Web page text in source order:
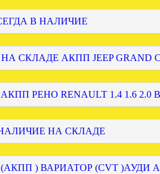
В НАЛИЧИЕ
СКЛАДЕ АКПП JEEP GRAND
РЕНО RENAULT 1.4 1.6 2.0
НА СКЛАДЕ
) ВАРИАТОР (CVT )АУДИ